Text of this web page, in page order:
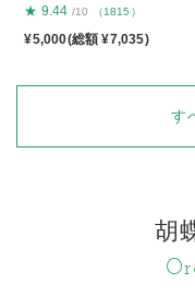
★ 9.44 /10 （1815）
¥5,000(総額 ¥7,035)
す
胡